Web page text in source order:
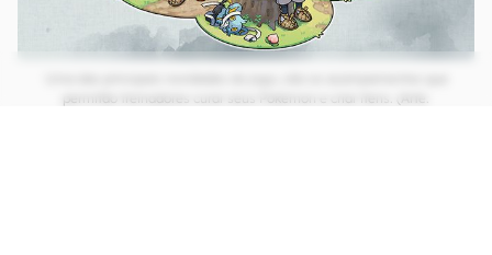
permitão treinadores curar seus Pokémon e criar itens. (Arte: